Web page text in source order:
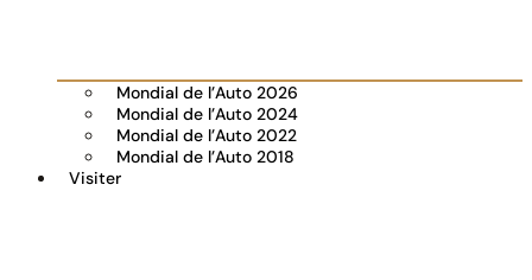
Mondial de l’Auto 2026
Mondial de l’Auto 2024
Mondial de l’Auto 2022
Mondial de l’Auto 2018
Visiter